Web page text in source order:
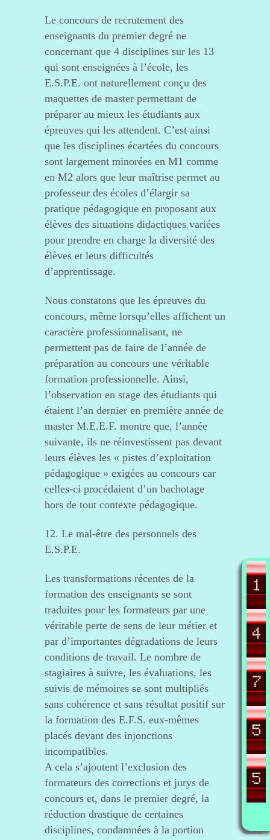
Le concours de recrutement des
enseignants du premier degré ne
concernant que 4 disciplines sur les 13
qui sont enseignées à l’école, les
E.S.P.E. ont naturellement conçu des
maquettes de master permettant de
préparer au mieux les étudiants aux
épreuves qui les attendent. C’est ainsi
que les disciplines écartées du concours
sont largement minorées en M1 comme
en M2 alors que leur maîtrise permet au
professeur des écoles d’élargir sa
pratique pédagogique en proposant aux
élèves des situations didactiques variées
pour prendre en charge la diversité des
élèves et leurs difficultés
d’apprentissage.
Nous constatons que les épreuves du
concours, même lorsqu’elles affichent un
caractère professionnalisant, ne
permettent pas de faire de l’année de
préparation au concours une véritable
formation professionnelle. Ainsi,
l’observation en stage des étudiants qui
étaient l’an dernier en première année de
master M.E.E.F. montre que, l’année
suivante, ils ne réinvestissent pas devant
leurs élèves les « pistes d’exploitation
pédagogique » exigées au concours car
celles-ci procédaient d’un bachotage
hors de tout contexte pédagogique.
12. Le mal-être des personnels des
E.S.P.E.
Les transformations récentes de la
formation des enseignants se sont
traduites pour les formateurs par une
véritable perte de sens de leur métier et
par d’importantes dégradations de leurs
conditions de travail. Le nombre de
stagiaires à suivre, les évaluations, les
suivis de mémoires se sont multipliés
sans cohérence et sans résultat positif sur
la formation des E.F.S. eux-mêmes
placés devant des injonctions
incompatibles.
A cela s’ajoutent l’exclusion des
formateurs des corrections et jurys de
concours et, dans le premier degré, la
réduction drastique de certaines
disciplines, condamnées à la portion